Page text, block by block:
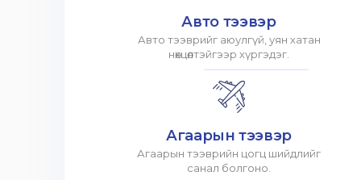
Авто тээвэр
Авто тээврийг аюулгүй, уян хатан
нөхцөлтэйгээр хүргэдэг.
Агаарын тээвэр
Агаарын тээврийн цогц шийдлийг
санал болгоно.